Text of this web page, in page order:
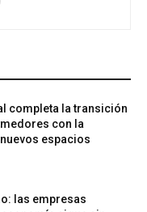
completa la transición
con la
espacios
las empresas